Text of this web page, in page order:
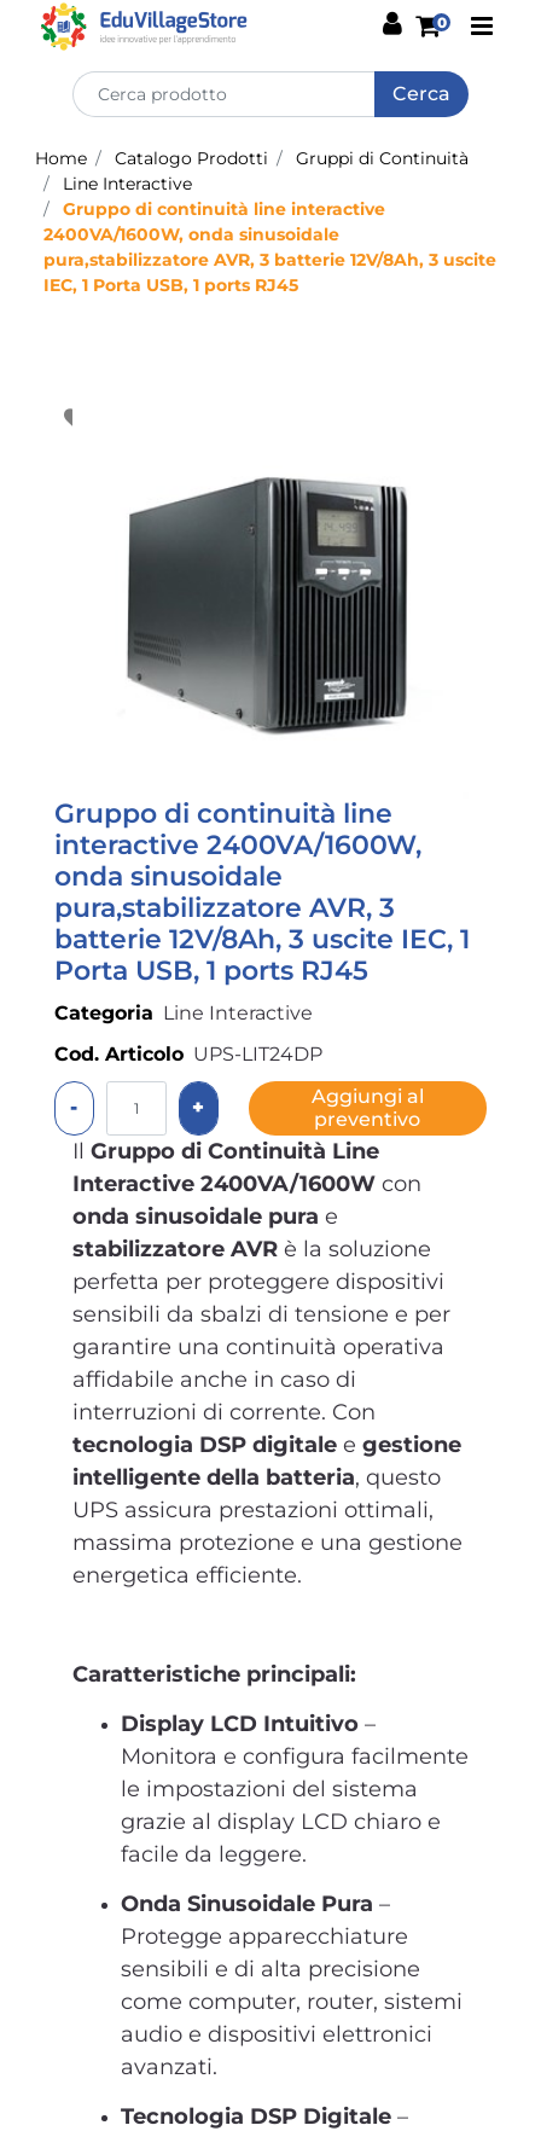
0
Home Catalogo Prodotti
Gruppi di Continuità
Line Interactive
Gruppo di continuità line interactive
2400VA/1600W, onda sinusoidale
pura,stabilizzatore AVR, 3 batterie 12V/8Ah, 3 uscite
IEC, 1 Porta USB, 1 ports RJ45
Gruppo di continuità line
interactive 2400VA/1600W,
onda sinusoidale
pura,stabilizzatore AVR, 3
batterie 12V/8Ah, 3 uscite IEC, 1
Porta USB, 1 ports RJ45
Categoria Line Interactive
Cod. Articolo UPS-LIT24DP
Quantità
Aggiungi al
preventivo
Il Gruppo di Continuità Line
Interactive 2400VA/1600W con
onda sinusoidale pura e
stabilizzatore AVR è la soluzione
perfetta per proteggere dispositivi
sensibili da sbalzi di tensione e per
garantire una continuità operativa
affidabile anche in caso di
interruzioni di corrente. Con
tecnologia DSP digitale e gestione
intelligente della batteria, questo
UPS assicura prestazioni ottimali,
massima protezione e una gestione
energetica efficiente.
Caratteristiche principali:
Display LCD Intuitivo –
Monitora e configura facilmente
le impostazioni del sistema
grazie al display LCD chiaro e
facile da leggere.
Onda Sinusoidale Pura –
Protegge apparecchiature
sensibili e di alta precisione
come computer, router, sistemi
audio e dispositivi elettronici
avanzati.
Tecnologia DSP Digitale –